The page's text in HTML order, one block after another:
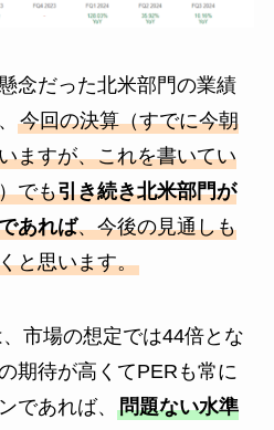
念だった北米部門の業績
今回の決算（すでに今朝
ますが、これを書いてい
でも引き続き北米部門が
あれば、今後の見通しも
と思います。
市場の想定では44倍とな
期待が高くてPERも常に
であれば、 問題ない水準